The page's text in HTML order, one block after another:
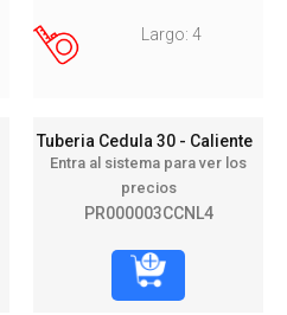
Largo: 4
Tuberia Cedula 30 - Caliente
Entra al sistema para ver los
precios
PR000003CCNL4